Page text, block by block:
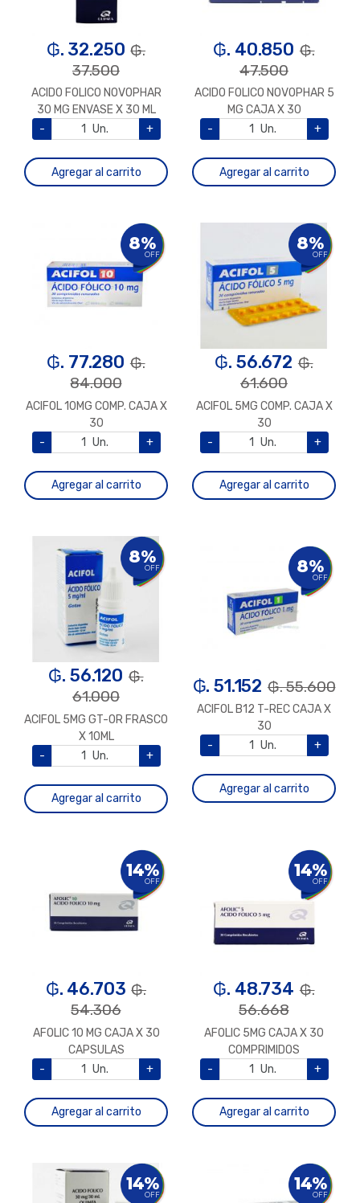
₲. 32.250 ₲.
37.500
ACIDO FOLICO NOVOPHAR
30 MG ENVASE X 30 ML
-
Un. +
Agregar al carrito
₲. 40.850 ₲.
47.500
ACIDO FOLICO NOVOPHAR 5
MG CAJA X 30
COMPRIMIDOS
- Un. +
Agregar al carrito
8%
OFF
₲. 77.280 ₲.
84.000
ACIFOL 10MG COMP. CAJA X
30
-
Un. +
Agregar al carrito
8%
OFF
₲. 56.672 ₲.
61.600
ACIFOL 5MG COMP. CAJA X
30
-
Un. +
Agregar al carrito
8%
OFF
₲. 56.120 ₲.
61.000
ACIFOL 5MG GT-OR FRASCO
X 10ML
-
Un. +
Agregar al carrito
8%
OFF
₲. 51.152 ₲. 55.600
ACIFOL B12 T-REC CAJA X
30
-
Un. +
Agregar al carrito
14%
OFF
₲. 46.703 ₲.
54.306
AFOLIC 10 MG CAJA X 30
CAPSULAS
-
Un. +
Agregar al carrito
14%
OFF
₲. 48.734 ₲.
56.668
AFOLIC 5MG CAJA X 30
COMPRIMIDOS
-
Un. +
Agregar al carrito
14%
OFF
14%
OFF